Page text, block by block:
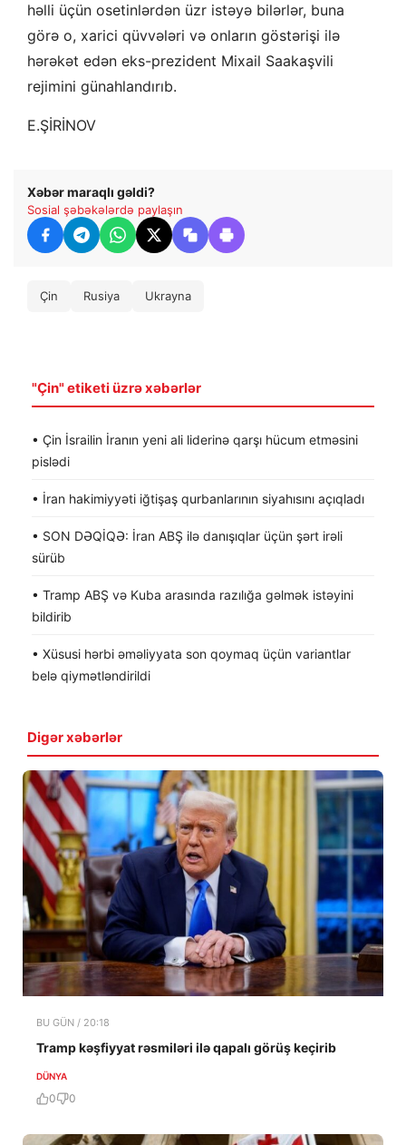
həlli üçün osetinlərdən üzr istəyə bilərlər, buna
görə o, xarici qüvvələri və onların göstərişi ilə
hərəkət edən eks-prezident Mixail Saakaşvili
rejimini günahlandırıb.
E.ŞİRİNOV
Xəbər maraqlı gəldi?
Sosial şəbəkələrdə paylaşın
Çin Rusiya Ukrayna
"Çin" etiketi üzrə xəbərlər
• Çin İsrailin İranın yeni ali liderinə qarşı hücum etməsini
pislədi
• İran hakimiyyəti iğtişaş qurbanlarının siyahısını açıqladı
• SON DƏQİQƏ: İran ABŞ ilə danışıqlar üçün şərt irəli
sürüb
• Tramp ABŞ və Kuba arasında razılığa gəlmək istəyini
bildirib
• Xüsusi hərbi əməliyyata son qoymaq üçün variantlar
belə qiymətləndirildi
Digər xəbərlər
BU GÜN / 20:18
Tramp kəşfiyyat rəsmiləri ilə qapalı görüş keçirib
DÜNYA
0 0